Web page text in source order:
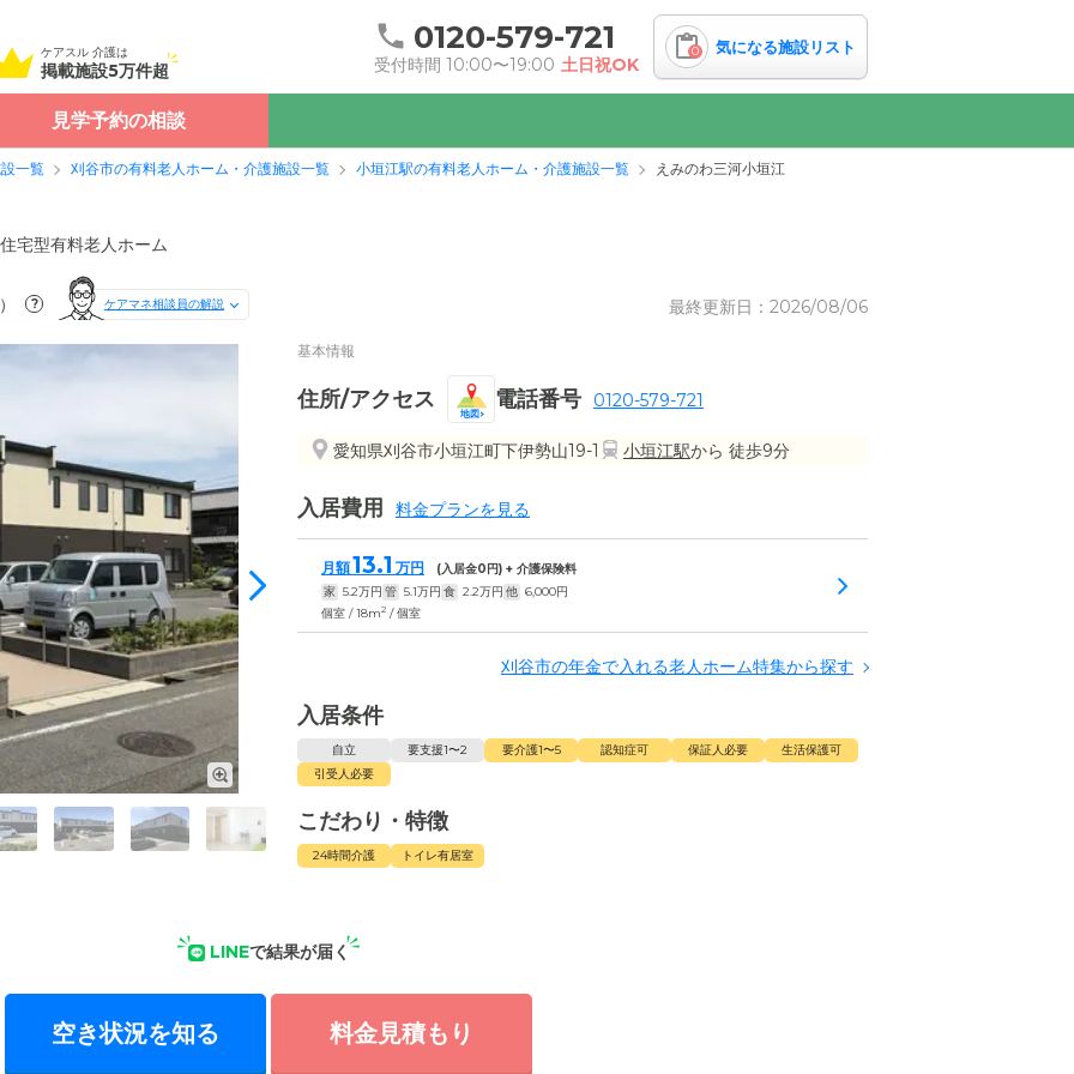
ケアスル 介護は
掲載施設5万件超
0120-579-721
受付時間 10:00〜19:00 土日祝OK
0 気になる施設リスト
見学予約の相談
一覧 刈谷市の有料老人ホーム・介護施設一覧 小垣江駅の有料老人ホーム・介護施設一覧 えみのわ三河小垣江
住宅型有料老人ホーム
） ? ケアマネ相談員の解説 最終更新日：2026/08/06
基本情報
住所/アクセス
地図
電話番号 0120-579-721
愛知県刈谷市小垣江町下伊勢山19-1 小垣江駅から 徒歩9分
入居費用 料金プランを見る
月額13.1 万円 (入居金0円) + 介護保険料
家 5.2万円 管 5.1万円 食 2.2万円 他 6,000円
個室 / 18m2 / 個室
刈谷市の年金で入れる老人ホーム特集から探す
入居条件
自立 要支援1〜2 要介護1〜5 認知症可 保証人必要
生活保護可
引受人必要
こだわり・特徴
24時間介護 トイレ有居室
LINEで結果が届く
空き状況を知る 料金見積もり